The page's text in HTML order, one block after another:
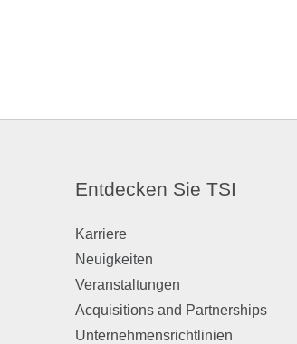
Entdecken Sie TSI
Karriere
Neuigkeiten
Veranstaltungen
Acquisitions and Partnerships
Unternehmensrichtlinien